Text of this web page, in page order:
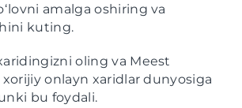
amalga oshiring va
kuting.
oling va Meest
onlayn xaridlar dunyosiga
bu foydali.